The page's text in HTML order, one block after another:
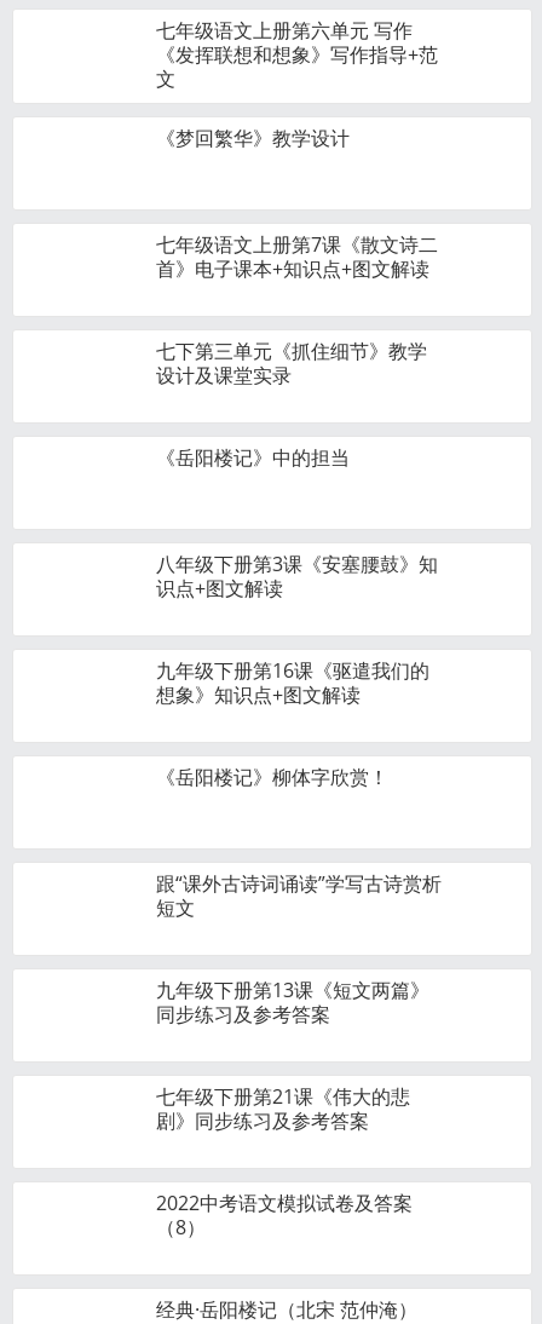
七年级语文上册第六单元 写作
《发挥联想和想象》写作指导+范
文
《梦回繁华》教学设计
七年级语文上册第7课《散文诗二
首》电子课本+知识点+图文解读
七下第三单元《抓住细节》教学
设计及课堂实录
《岳阳楼记》中的担当
八年级下册第3课《安塞腰鼓》知
识点+图文解读
九年级下册第16课《驱遣我们的
想象》知识点+图文解读
《岳阳楼记》柳体字欣赏！
跟“课外古诗词诵读”学写古诗赏析
短文
九年级下册第13课《短文两篇》
同步练习及参考答案
七年级下册第21课《伟大的悲
剧》同步练习及参考答案
2022中考语文模拟试卷及答案
（8）
经典·岳阳楼记（北宋 范仲淹）